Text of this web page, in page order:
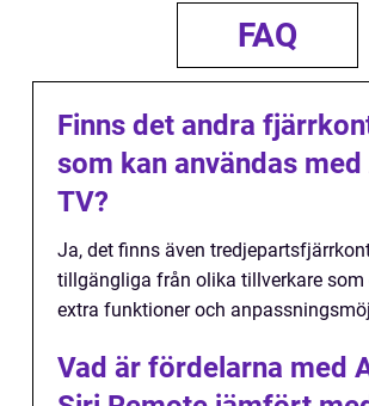
FAQ
Finns det andra
som kan användas
TV?
Ja, det finns även
tillgängliga från olika tillverkare som
extra funktioner och
Vad är fördelarna med